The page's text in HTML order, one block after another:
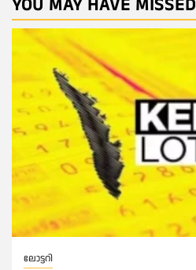
YOU MAY HAVE MISSED
ലോട്ടറി